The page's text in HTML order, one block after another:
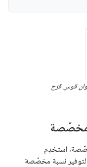
قوس قزح
مخصّصة
استخدِم
لتوفير نسبة مخصّصة